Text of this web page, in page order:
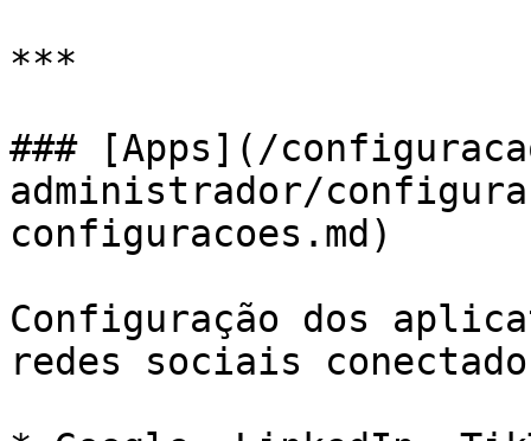
***
### [Apps](/
administrador/
configuracoes.md)
Configuração dos
redes sociais